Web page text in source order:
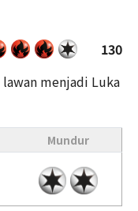
130
menjadi Luka
Mundur